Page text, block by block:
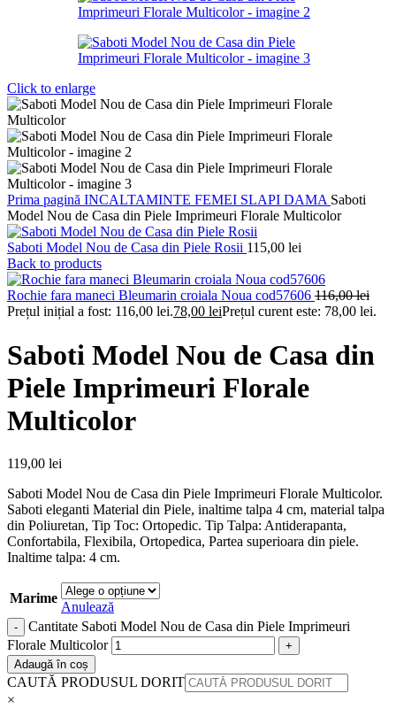
Click to enlarge
Prima pagină INCALTAMINTE FEMEI SLAPI DAMA Saboti
Model Nou de Casa din Piele Imprimeuri Florale Multicolor
Saboti Model Nou de Casa din Piele Rosii 115,00 lei
Back to products
Rochie fara maneci Bleumarin croiala Noua cod57606 116,00lei
Prețul inițial a fost: 116,00 lei.78,00 leiPrețul curent este: 78,00 lei.
Saboti Model Nou de Casa din
Piele Imprimeuri Florale
Multicolor
119,00 lei
Saboti Model Nou de Casa din Piele Imprimeuri Florale Multicolor.
Saboti eleganti Material din Piele, inaltime talpa 4 cm, material talpa
din Poliuretan, Tip Toc: Ortopedic. Tip Talpa: Antiderapanta,
Confortabila, Flexibila, Ortopedica, Partea superioara din piele.
Inaltime talpa: 4 cm.
Marime
Anulează
Cantitate Saboti Model Nou de Casa din Piele Imprimeuri
Florale Multicolor
Adaugă în coș
CAUTĂ PRODUSUL DORIT
×